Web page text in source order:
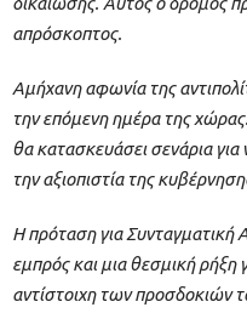
απρόσκοπτος.
Αμήχανη αφωνία της
την επόμενη ημέρα της
θα κατασκευάσει σενάρια για
την αξιοπιστία της
Η πρόταση για Συνταγματική
εμπρός και μια θεσμική ρήξη
αντίστοιχη των προσδοκιών